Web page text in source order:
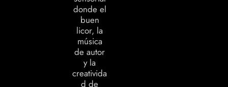
donde el
buen
licor, la
música
de autor
y la
creativida
d de